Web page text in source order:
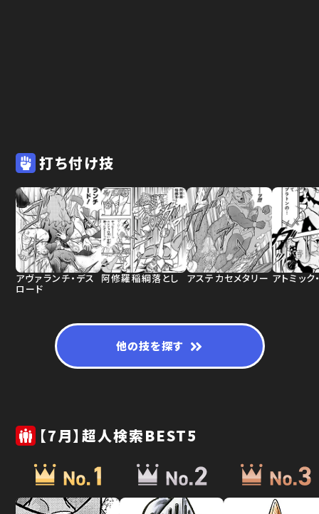
打ち付け技
アヴァランチ・デス
ロード
阿修羅稲綱落とし アステカセメタリー アトミック
他の技を探す
【7月】超人検索BEST5